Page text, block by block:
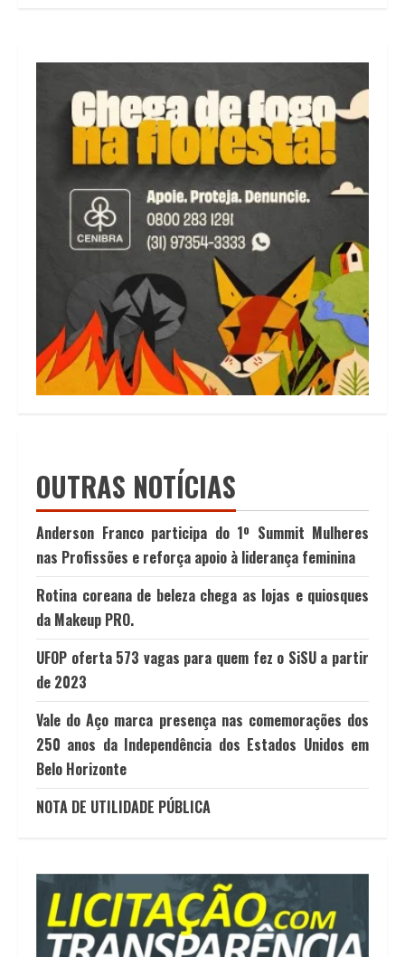
OUTRAS NOTÍCIAS
Anderson Franco participa do 1º Summit Mulheres
nas Profissões e reforça apoio à liderança feminina
Rotina coreana de beleza chega as lojas e quiosques
da Makeup PRO.
UFOP oferta 573 vagas para quem fez o SiSU a partir
de 2023
Vale do Aço marca presença nas comemorações dos
250 anos da Independência dos Estados Unidos em
Belo Horizonte
NOTA DE UTILIDADE PÚBLICA